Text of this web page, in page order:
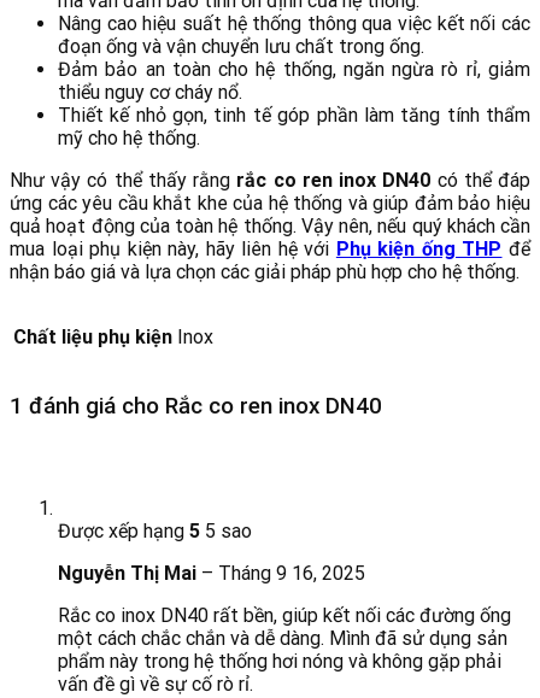
Nâng cao hiệu suất hệ thống thông qua việc kết nối các
đoạn ống và vận chuyển lưu chất trong ống.
Đảm bảo an toàn cho hệ thống, ngăn ngừa rò rỉ, giảm
thiểu nguy cơ cháy nổ.
Thiết kế nhỏ gọn, tinh tế góp phần làm tăng tính thẩm
mỹ cho hệ thống.
Như vậy có thể thấy rằng rắc co ren inox DN40 có thể đáp
ứng các yêu cầu khắt khe của hệ thống và giúp đảm bảo hiệu
quả hoạt động của toàn hệ thống. Vậy nên, nếu quý khách cần
mua loại phụ kiện này, hãy liên hệ với Phụ kiện ống THP để
nhận báo giá và lựa chọn các giải pháp phù hợp cho hệ thống.
Chất liệu phụ kiện Inox
1 đánh giá cho Rắc co ren inox DN40
Được xếp hạng 5 5 sao
Nguyễn Thị Mai – Tháng 9 16, 2025
Rắc co inox DN40 rất bền, giúp kết nối các đường ống
một cách chắc chắn và dễ dàng. Mình đã sử dụng sản
phẩm này trong hệ thống hơi nóng và không gặp phải
vấn đề gì về sự cố rò rỉ.